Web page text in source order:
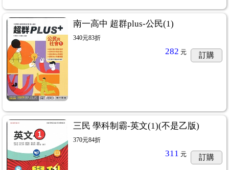
南一高中 超群plus-公民(1)
340元83折
282 元 訂購
三民 學科制霸-英文(1)(不是乙版)
370元84折
311 元 訂購